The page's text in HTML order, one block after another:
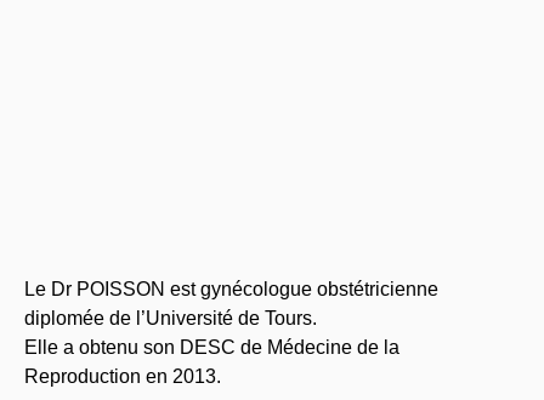
Le Dr POISSON est gynécologue obstétricienne
diplomée de l’Université de Tours.
Elle a obtenu son DESC de Médecine de la
Reproduction en 2013.